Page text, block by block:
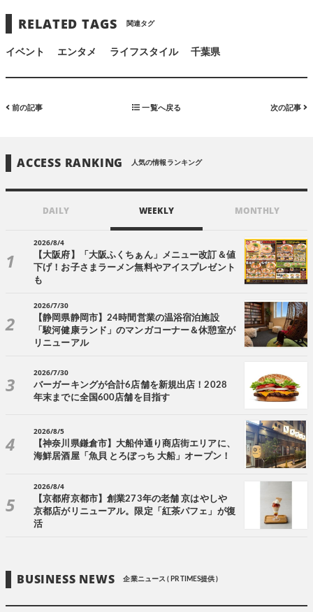
RELATED TAGS 関連タグ
イベント エンタメ ライフスタイル 千葉県
前の記事 一覧へ戻る 次の記事
ACCESS RANKING 人気の情報ランキング
DAILY WEEKLY MONTHLY
2026/8/4
【大阪府】「大阪ふくちぁん」メニュー改訂＆値
下げ！お子さまラーメン無料やアイスプレゼント
も
2026/7/30
【静岡県静岡市】24時間営業の温浴宿泊施設
「駿河健康ランド」のマンガコーナー＆休憩室が
リニューアル
2026/7/30
バーガーキングが合計6店舗を新規出店！2028
年末までに全国600店舗を目指す
2026/8/5
【神奈川県鎌倉市】大船仲通り商店街エリアに、
海鮮居酒屋「魚貝 とろぼっち 大船」オープン！
2026/8/4
【京都府京都市】創業273年の老舗 京はやしや
京都店がリニューアル。限定「紅茶パフェ」が復
活
BUSINESS NEWS 企業ニュース ( PR TIMES提供 )